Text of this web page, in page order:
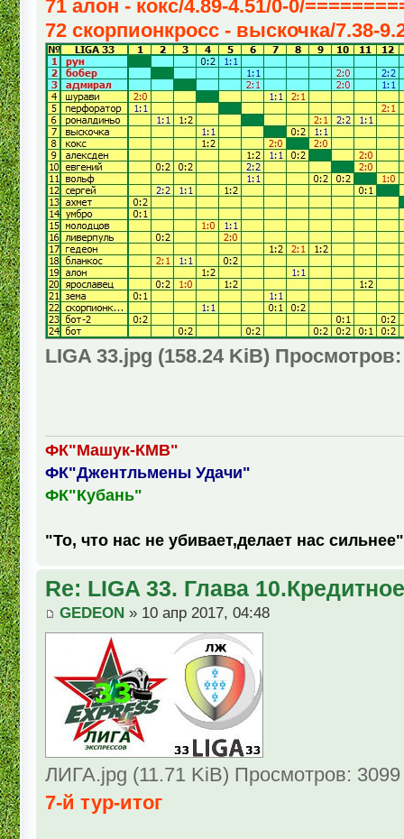
71 алон - кокс/4.89-4.51/0-0/
72 скорпионкросс - выскочка/7.38-
LIGA 33.jpg (158.24 KiB) Просмотров:
ФК"Машук-КМВ"
ФК"Джентльмены Удачи"
ФК"Кубань"
"То, что нас не убивает,делает нас сильнее"
Re: LIGA 33. Глава
GEDEON » 10 апр 2017, 04:48
ЛИГА.jpg (11.71 KiB) Просмотров: 3099
7-й тур-итог